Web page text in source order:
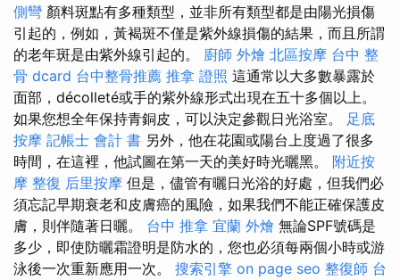
側彎 顏料斑點有多種類型，並非所有類型都是由陽光損傷
引起的，例如，黃褐斑不僅是紫外線損傷的結果，而且所謂
的老年斑是由紫外線引起的。 廚師 外燴 北區按摩 台中 整
骨 dcard 台中整骨推薦 推拿 證照 這通常以大多數暴露於
面部，décolleté或手的紫外線形式出現在五十多個以上。
如果您想全年保持青銅皮，可以決定參觀日光浴室。 足底
按摩 記帳士 會計 書 另外，他在花園或陽台上度過了很多
時間，在這裡，他試圖在第一天的美好時光曬黑。 附近按
摩 整復 后里按摩 但是，儘管有曬日光浴的好處，但我們必
須忘記早期衰老和皮膚癌的風險，如果我們不能正確保護皮
膚，則伴隨著日曬。 台中 推拿 宜蘭 外燴 無論SPF號碼是
多少，即使防曬霜證明是防水的，您也必須每兩個小時或游
泳後一次重新應用一次。 搜索引擎 on page seo 整復師 台